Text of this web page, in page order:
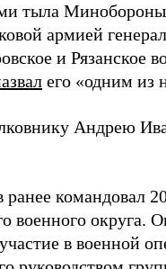
тыла
армией
и Рязанское
его «одним из
Андрею
командовал
военного округа.
в военной